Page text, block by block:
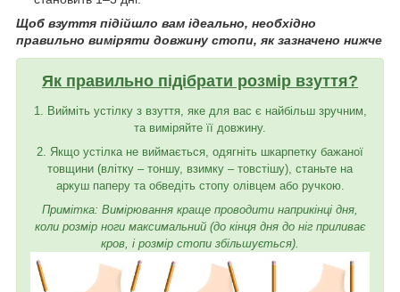
Щоб взуття підійшло вам ідеально, необхідно
правильно виміряти довжину стопи, як зазначено нижче
Як правильно підібрати розмір взуття?
1. Вийміть устілку з взуття, яке для вас є найбільш зручним,
та виміряйте її довжину.
2. Якщо устілка не виймається, одягніть шкарпетку бажаної
товщини (влітку – тоншу, взимку – товстішу), станьте на
аркуш паперу та обведіть стопу олівцем або ручкою.
Примітка: Вимірювання краще проводити наприкінці дня,
коли розмір ноги максимальний (до кінця дня до ніг приливає
кров, і розмір стопи збільшується).